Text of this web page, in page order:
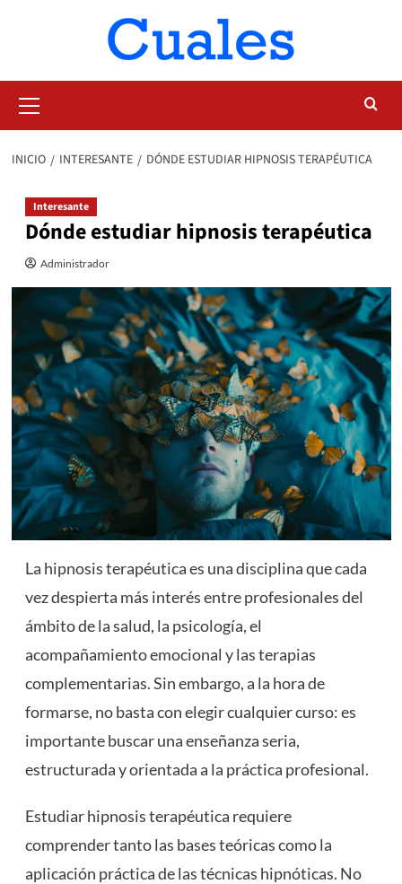
primario
INICIO INTERESANTE DÓNDE ESTUDIAR HIPNOSIS TERAPÉUTICA
Interesante
Dónde estudiar hipnosis terapéutica
Administrador
La hipnosis terapéutica es una disciplina que cada
vez despierta más interés entre profesionales del
ámbito de la salud, la psicología, el
acompañamiento emocional y las terapias
complementarias. Sin embargo, a la hora de
formarse, no basta con elegir cualquier curso: es
importante buscar una enseñanza seria,
estructurada y orientada a la práctica profesional.
Estudiar hipnosis terapéutica requiere
comprender tanto las bases teóricas como la
aplicación práctica de las técnicas hipnóticas. No